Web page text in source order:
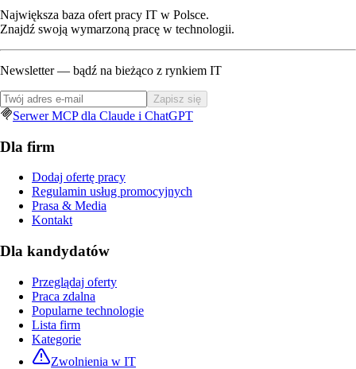
Największa baza ofert pracy IT w Polsce.
Znajdź swoją wymarzoną pracę w technologii.
Newsletter — bądź na bieżąco z rynkiem IT
Zapisz się
Serwer MCP dla Claude i ChatGPT
Dla firm
Dodaj ofertę pracy
Regulamin usług promocyjnych
Prasa & Media
Kontakt
Dla kandydatów
Przeglądaj oferty
Praca zdalna
Popularne technologie
Lista firm
Kategorie
Zwolnienia w IT